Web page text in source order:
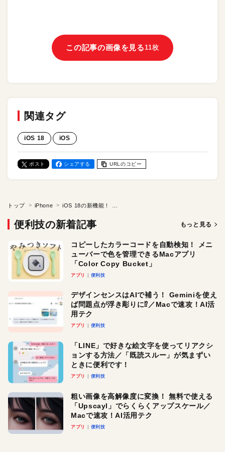
この記事の画像を見る 11枚
関連タグ
iOS 18 iOS
ポスト シェアする URLのコピー
トップ iPhone
便利技の新着記事 もっと見る
コピーしたカラーコードを自動検知！ メニ
ューバーで色を管理できるMacアプリ
「Color Copy Bucket」
アプリ 便利技
デザインセンスはAIで補う！ Geminiを使え
ば問題点が浮き彫りに⁉︎／Macで速攻！AI活
用テク
アプリ 便利技
「LINE」で好きな絵文字を使ってリアクシ
ョンする方法／「既読スルー」が気まずい
ときに便利です！
アプリ 便利技
粗い画像を高解像度に変換！ 無料で使える
「Upscayl」でらくらくアップスケール／
Macで速攻！AI活用テク
アプリ 便利技